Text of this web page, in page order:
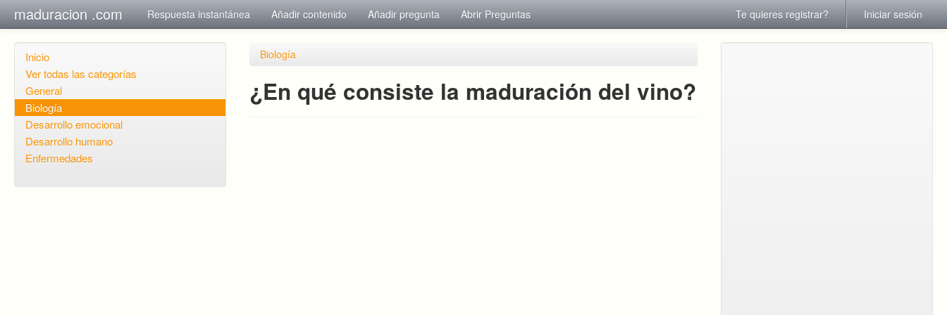
maduracion .com Respuesta instantánea Añadir contenido Añadir pregunta Abrir Preguntas Te quieres registrar? Iniciar sesión
Inicio
Ver todas las categorías
General
Biología
Desarrollo emocional
Desarrollo humano
Enfermedades
Biología
¿En qué consiste la maduración del vino?